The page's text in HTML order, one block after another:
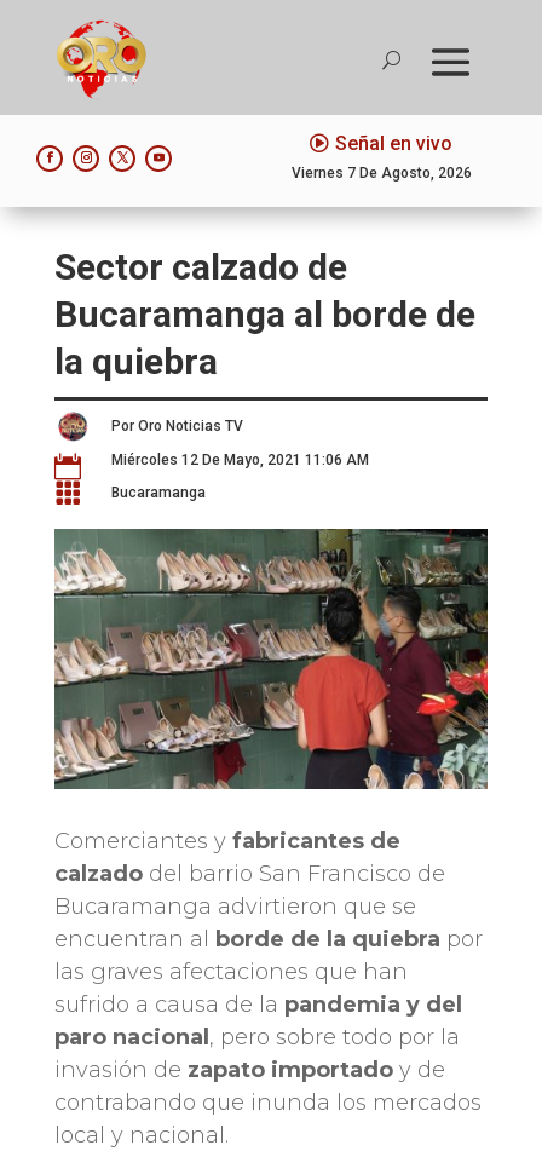
Señal en vivo
Viernes 7 De Agosto, 2026
Sector calzado de
Bucaramanga al borde de
la quiebra
Por Oro Noticias TV
 Miércoles 12 De Mayo, 2021 11:06 AM
 Bucaramanga
Comerciantes y fabricantes de
calzado del barrio San Francisco de
Bucaramanga advirtieron que se
encuentran al borde de la quiebra por
las graves afectaciones que han
sufrido a causa de la pandemia y del
paro nacional, pero sobre todo por la
invasión de zapato importado y de
contrabando que inunda los mercados
local y nacional.